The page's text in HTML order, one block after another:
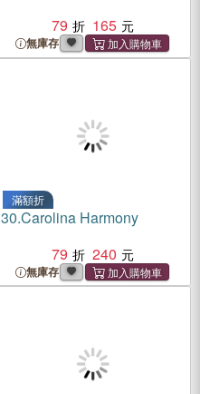
79
165
無庫存
滿額折
30.Carolina Harmony
79
240
無庫存